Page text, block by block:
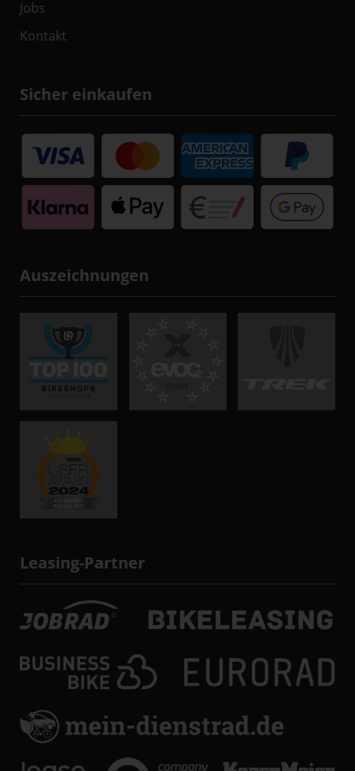
Jobs
Kontakt
Sicher einkaufen
Auszeichnungen
Leasing-Partner